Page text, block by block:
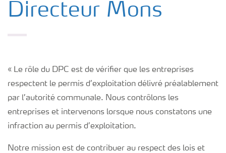
Contact
Directeur Mons
« Le rôle du DPC est de vérifier que les entreprises
respectent le permis d’exploitation délivré préalablement
par l’autorité communale. Nous contrôlons les
entreprises et intervenons lorsque nous constatons une
infraction au permis d’exploitation.
Notre mission est de contribuer au respect des lois et